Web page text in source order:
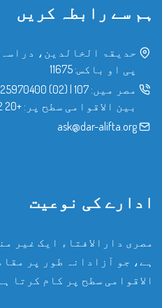
ہم سے رابطہ کریں
حدیقۃ الخالدین،
پی او باکس: 11675
مصر میں: 107
|
(02) 25970400
بین الاقوامی سطح پر: +20 2 25970400
ask@dar-alifta.org
ادارے کی نوعیت
مصری دارالافتاء ایک غیر
ہے، جو آزادانہ طور پر
الاقوامی سطح پر کام کرتا